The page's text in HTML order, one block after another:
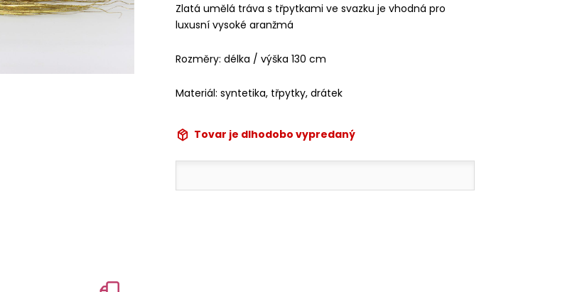
Zlatá umělá tráva s třpytkami ve svazku je vhodná pro
luxusní vysoké aranžmá
Rozměry: délka / výška 130 cm
Materiál: syntetika, třpytky, drátek
Tovar je dlhodobo vypredaný